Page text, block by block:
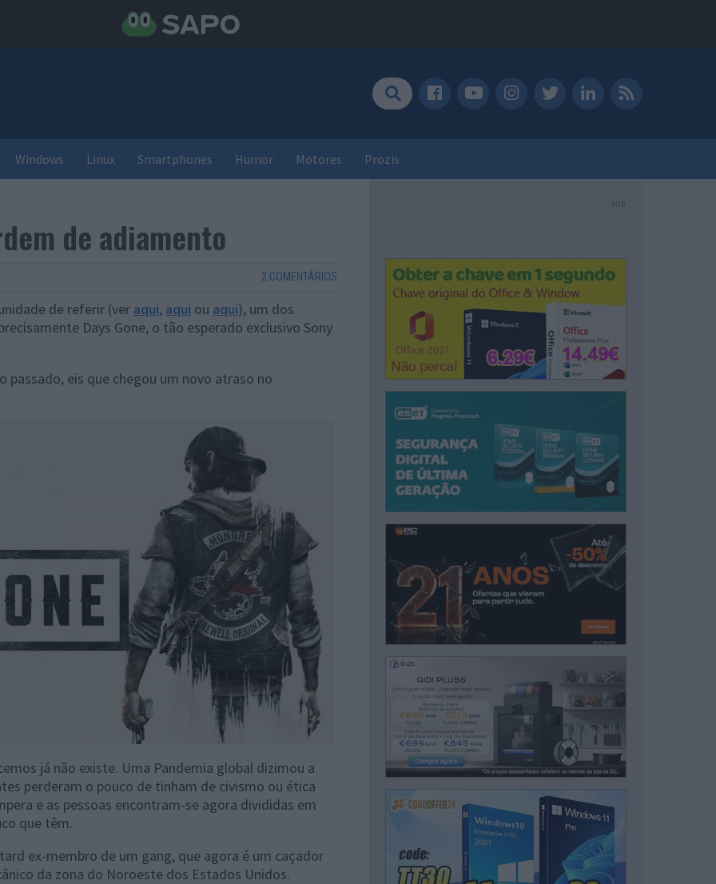
Windows Linux Smartphones Humor Motores Prozis
de adiamento
2 COMENTÁRIOS
de referir (ver aqui, aqui ou aqui), um dos
Days Gone, o tão esperado exclusivo Sony
eis que chegou um novo atraso no
já não existe. Uma Pandemia global dizimou a
perderam o pouco de tinham de civismo ou ética
e as pessoas encontram-se agora divididas em
que têm.
ex-membro de um gang, que agora é um caçador
da zona do Noroeste dos Estados Unidos.
PUB